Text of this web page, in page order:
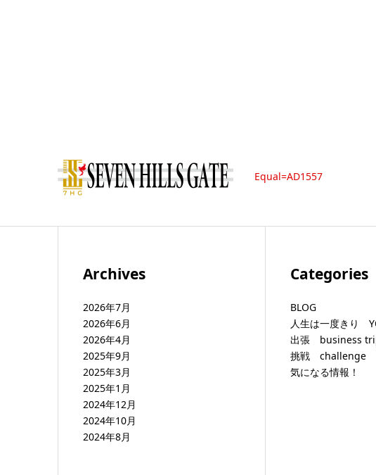
Equal=AD1557
Archives
2026年7月
2026年6月
2026年4月
2025年9月
2025年3月
2025年1月
2024年12月
2024年10月
2024年8月
Categories
BLOG
人生は一度きり
出張 business
挑戦 challenge
気になる情報！